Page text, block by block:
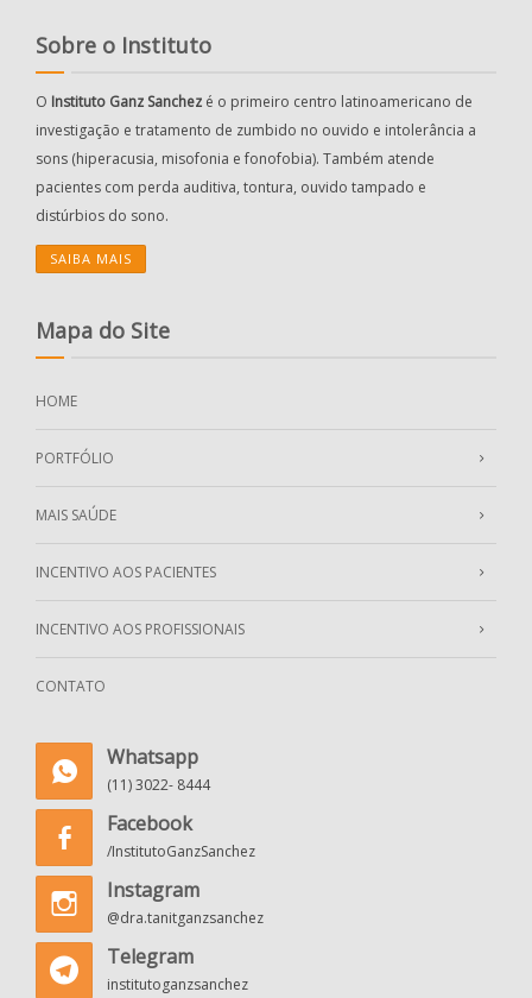
Sobre o Instituto
O Instituto Ganz Sanchez é o primeiro centro latinoamericano de
investigação e tratamento de zumbido no ouvido e intolerância a
sons (hiperacusia, misofonia e fonofobia). Também atende
pacientes com perda auditiva, tontura, ouvido tampado e
distúrbios do sono.
SAIBA MAIS
Mapa do Site
HOME
PORTFÓLIO
MAIS SAÚDE
INCENTIVO AOS PACIENTES
INCENTIVO AOS PROFISSIONAIS
CONTATO
Whatsapp
(11) 3022- 8444
Facebook
/InstitutoGanzSanchez
Instagram
@dra.tanitganzsanchez
Telegram
institutoganzsanchez